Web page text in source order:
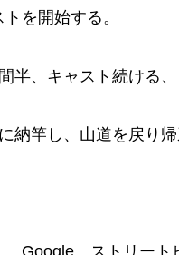
トを開始する。
半、キャスト続ける
納竿し、山道を戻り帰
Google ストリート